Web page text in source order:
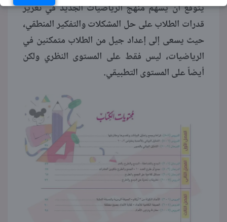
يتوقع أن يسهم منهج الرياضيات الجديد في تعزيز
قدرات الطلاب على حل المشكلات والتفكير المنطقي،
حيث يسعى إلى إعداد جيل من الطلاب متمكنين في
الرياضيات، ليس فقط على المستوى النظري ولكن
أيضاً على المستوى التطبيقي.